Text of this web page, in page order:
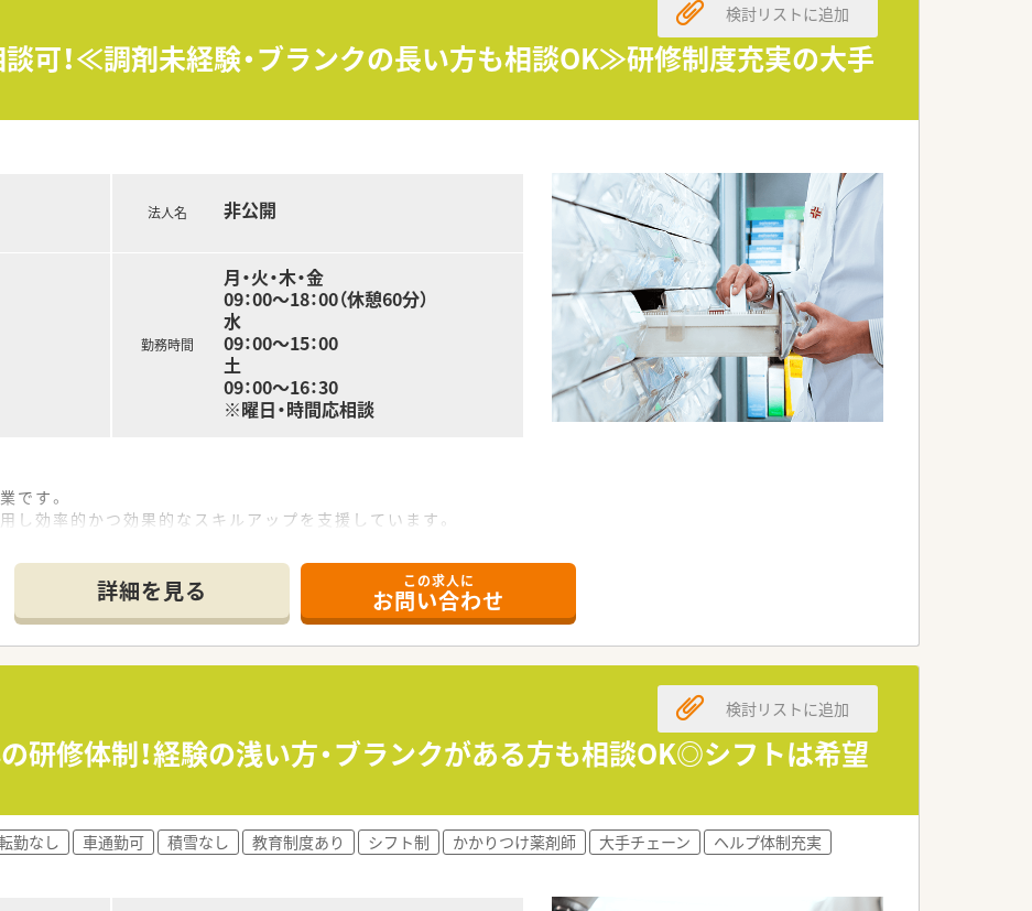
談可！≪調剤未経験・ブランクの長い方も相談OK≫研修制度充実の大手
検討リストに追加
法人名 非公開
勤務時間
月・火・木・金
09：00～18：00（休憩60分）
水
09：00～15：00
土
09：00～16：30
※曜日・時間応相談
です。
効率的かつ効果的なスキルアップを支援しています。
保険に加入が可能です。
育児との両立にも理解がある職場です。
旦那様の転勤がある場合も店舗異動にて対応することが可能です。
詳細を見る この求人に
お問い合わせ
の研修体制！経験の浅い方・ブランクがある方も相談OK◎シフトは希望
検討リストに追加
勤なし 車通勤可 積雪なし 教育制度あり シフト制 かかりつけ薬剤師 大手チェーン
ヘルプ体制充実